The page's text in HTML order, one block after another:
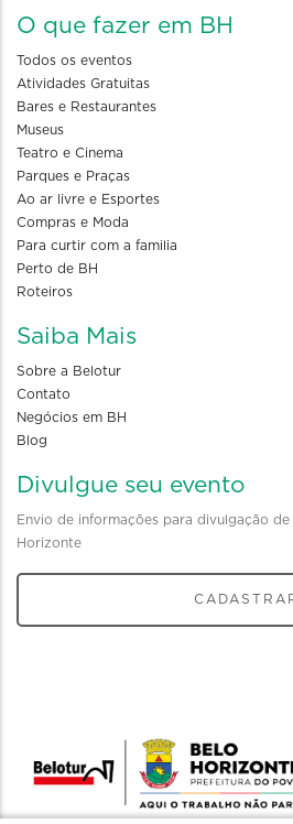
O que fazer em BH
Todos os eventos
Atividades Gratuitas
Bares e Restaurantes
Museus
Teatro e Cinema
Parques e Praças
Ao ar livre e Esportes
Compras e Moda
Para curtir com a familia
Perto de BH
Roteiros
Saiba Mais
Sobre a Belotur
Contato
Negócios em BH
Blog
Divulgue seu evento
Envio de informações para divulgação
Horizonte